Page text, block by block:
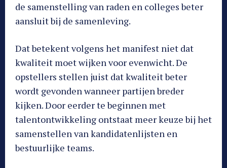
de samenstelling van raden en colleges beter
aansluit bij de samenleving.
Dat betekent volgens het manifest niet dat
kwaliteit moet wijken voor evenwicht. De
opstellers stellen juist dat kwaliteit beter
wordt gevonden wanneer partijen breder
kijken. Door eerder te beginnen met
talentontwikkeling ontstaat meer keuze bij het
samenstellen van kandidatenlijsten en
bestuurlijke teams.